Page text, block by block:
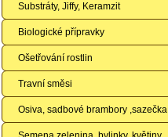
Substráty, Jiffy, Keramzit
Biologické přípravky
Ošetřování rostlin
Travní směsi
Osiva, sadbové brambory ,sazečka